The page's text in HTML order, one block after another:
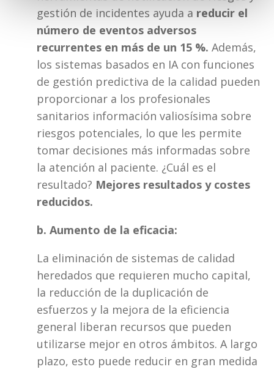
gestión de incidentes ayuda a reducir el
número de eventos adversos
recurrentes en más de un 15 %. Además,
los sistemas basados en IA con funciones
de gestión predictiva de la calidad pueden
proporcionar a los profesionales
sanitarios información valiosísima sobre
riesgos potenciales, lo que les permite
tomar decisiones más informadas sobre
la atención al paciente. ¿Cuál es el
resultado? Mejores resultados y costes
reducidos.
b. Aumento de la eficacia:
La eliminación de sistemas de calidad
heredados que requieren mucho capital,
la reducción de la duplicación de
esfuerzos y la mejora de la eficiencia
general liberan recursos que pueden
utilizarse mejor en otros ámbitos. A largo
plazo, esto puede reducir en gran medida